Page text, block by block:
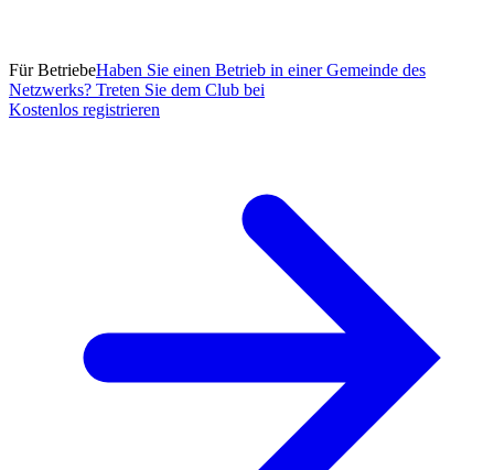
Für BetriebeHaben Sie einen Betrieb in einer Gemeinde des
Netzwerks? Treten Sie dem Club bei
Kostenlos registrieren